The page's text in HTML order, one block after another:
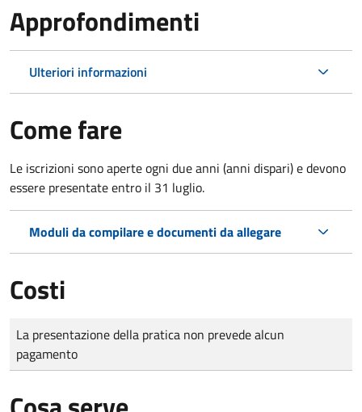
Approfondimenti
Ulteriori informazioni
Come fare
Le iscrizioni sono aperte ogni due anni (anni dispari) e devono
essere presentate entro il 31 luglio.
Moduli da compilare e documenti da allegare
Costi
Tipo di pagamento
Importo
La presentazione della pratica non prevede alcun
pagamento